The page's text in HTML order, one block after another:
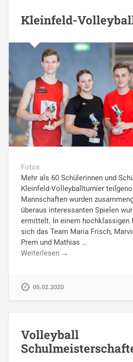
Kleinfeld-
Fotos
Mehr als 60 Schülerinnen und
Kleinfeld-Volleyballturnier
Mannschaften wurden
überaus interessanten Spielen
ermittelt. In einem hochklassigen
sich das Team Maria Frisch,
Prem und Mathias …
Weiterlesen →
05.02.2020
Volleyball